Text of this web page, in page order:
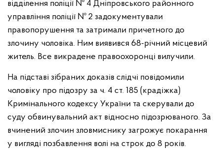
відділення поліції № 4 Дніпровського районного
управління поліції № 2 задокументували
правопорушення та затримали причетного до
злочину чоловіка. Ним виявився 68-річний місцевий
житель. Все викрадене правоохоронці вилучили.
На підставі зібраних доказів слідчі повідомили
чоловіку про підозру за ч. 4 ст. 185 (крадіжка)
Кримінального кодексу України та скерували до
суду обвинувальний акт відносно підозрюваного. За
вчинений злочин зловмиснику загрожує покарання
у вигляді позбавлення волі на строк до 8 років.